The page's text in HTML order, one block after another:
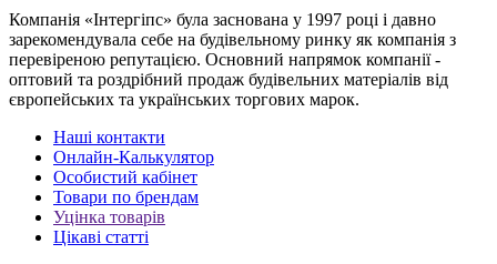
Компанія «Інтергіпс» була заснована у 1997 році і давно
зарекомендувала себе на будівельному ринку як компанія з
перевіреною репутацією. Основний напрямок компанії -
оптовий та роздрібний продаж будівельних матеріалів від
європейських та українських торгових марок.
Наші контакти
Онлайн-Калькулятор
Особистий кабінет
Товари по брендам
Уцінка товарів
Цікаві статті